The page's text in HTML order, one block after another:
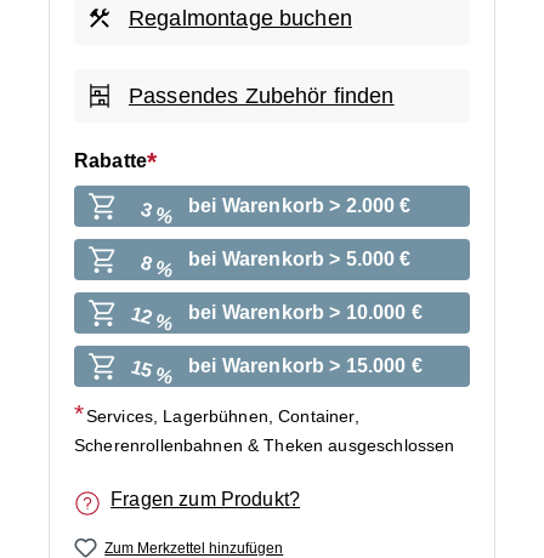
Regalmontage buchen
Passendes Zubehör finden
Rabatte
3 % bei Warenkorb > 2.000 €
8 % bei Warenkorb > 5.000 €
12 % bei Warenkorb > 10.000 €
15 % bei Warenkorb > 15.000 €
Services, Lagerbühnen, Container,
Scherenrollenbahnen & Theken ausgeschlossen
Fragen zum Produkt?
Zum Merkzettel hinzufügen